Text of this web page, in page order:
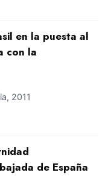
en la puesta al
con la
2011
de España